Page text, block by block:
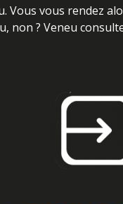
Vous vous rendez
non ? Veneu